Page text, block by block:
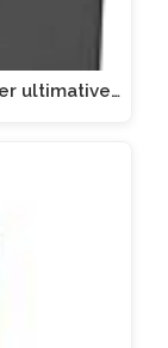
ultimative…